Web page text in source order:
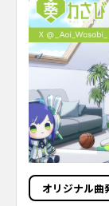
オリジナル曲